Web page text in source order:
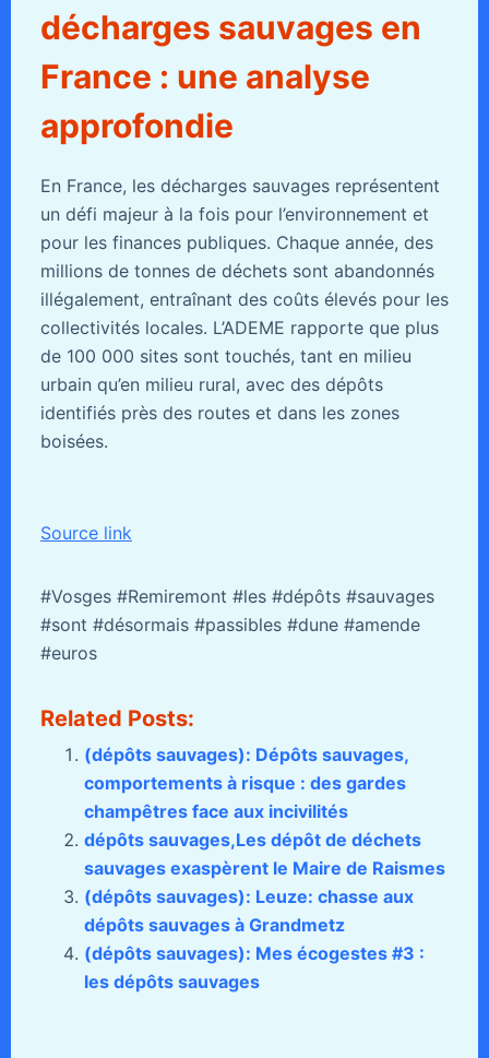
décharges sauvages en
France : une analyse
approfondie
En France, les décharges sauvages représentent
un défi majeur à la fois pour l’environnement et
pour les finances publiques. Chaque année, des
millions de tonnes de déchets sont abandonnés
illégalement, entraînant des coûts élevés pour les
collectivités locales. L’ADEME rapporte que plus
de 100 000 sites sont touchés, tant en milieu
urbain qu’en milieu rural, avec des dépôts
identifiés près des routes et dans les zones
boisées.
Source link
#Vosges #Remiremont #les #dépôts #sauvages
#sont #désormais #passibles #dune #amende
#euros
Related Posts:
(dépôts sauvages): Dépôts sauvages,
comportements à risque : des gardes
champêtres face aux incivilités
dépôts sauvages,Les dépôt de déchets
sauvages exaspèrent le Maire de Raismes
(dépôts sauvages): Leuze: chasse aux
dépôts sauvages à Grandmetz
(dépôts sauvages): Mes écogestes #3 :
les dépôts sauvages